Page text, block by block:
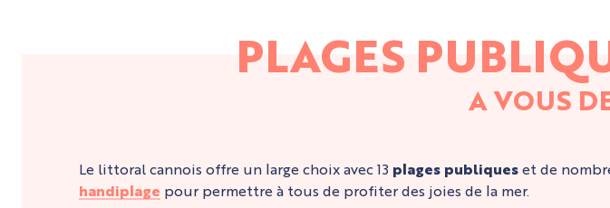
PLAGES
A VOUS
Le littoral cannois offre un large choix avec 13 plages publiqueset de
handiplage pour permettre à tous de profiter des joies de la mer.